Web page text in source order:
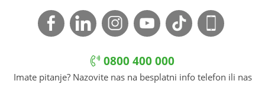
0800 400 000
Imate pitanje? Nazovite nas na besplatni info telefon ili nas